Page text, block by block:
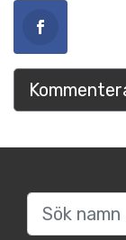
Sök